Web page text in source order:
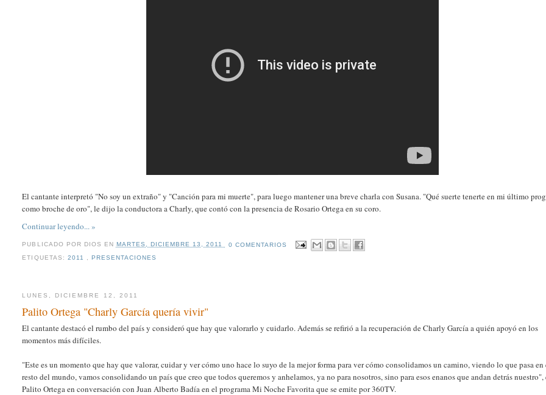
El cantante interpretó "No soy un extraño" y "Canción para mi muerte", para luego mantener una breve charla con Susana. "Qué suerte tenerte en mi último
como broche de oro", le dijo la conductora a Charly, que contó con la presencia de Rosario Ortega en su coro.
Continuar leyendo... »
PUBLICADO POR DIOS EN MARTES, DICIEMBRE 13, 2011
0 COMENTARIOS
ETIQUETAS: 2011 , PRESENTACIONES
LUNES, DICIEMBRE 12, 2011
Palito Ortega "Charly García quería vivir"
El cantante destacó el rumbo del país y consideró que hay que valorarlo y cuidarlo. Además se refirió a la recuperación de Charly García a quién apoyó en los
momentos más difíciles.
"Este es un momento que hay que valorar, cuidar y ver cómo uno hace lo suyo de la mejor forma para ver cómo consolidamos un camino, viendo lo que pasa en
resto del mundo, vamos consolidando un país que creo que todos queremos y anhelamos, ya no para nosotros, sino para esos enanos que andan detrás
Palito Ortega en conversación con Juan Alberto Badía en el programa Mi Noche Favorita que se emite por 360TV.